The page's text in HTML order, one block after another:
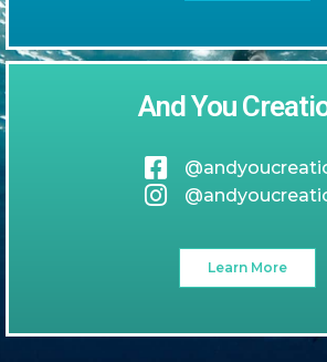
And You
Learn More